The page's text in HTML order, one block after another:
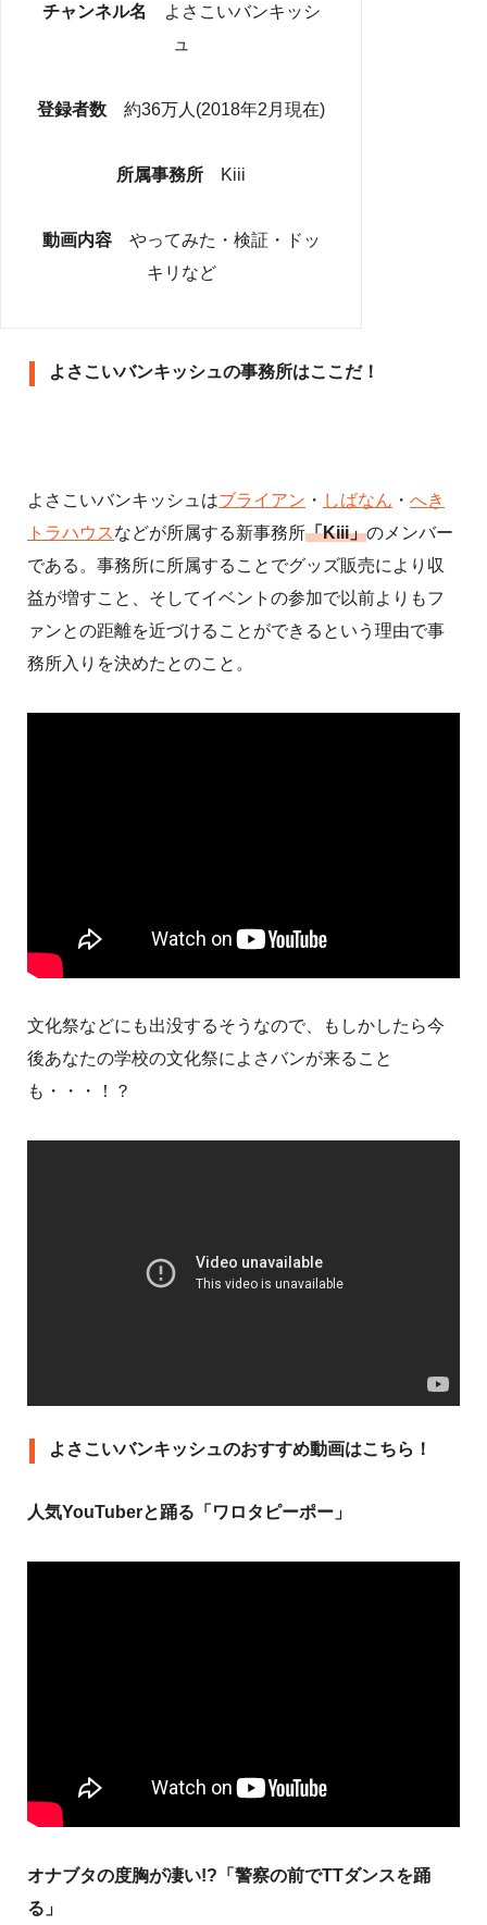
チャンネル名
よさこいバンキッシ
ュ
登録者数 約36万人(2018年2月現在)
所属事務所 Kiii
動画内容 やってみた・検証・ドッ
キリなど
よさこいバンキッシュの事務所はここだ！
よさこいバンキッシュはブライアン ・ しばなん ・ へき
トラハウスなどが所属する新事務所「Kiii」のメンバー
である。事務所に所属することでグッズ販売により収
益が増すこと、そしてイベントの参加で以前よりもフ
ァンとの距離を近づけることができるという理由で事
務所入りを決めたとのこと。
文化祭などにも出没するそうなので、もしかしたら今
後あなたの学校の文化祭によさバンが来ること
も・・・！？
よさこいバンキッシュのおすすめ動画はこちら！
人気YouTuberと踊る「ワロタピーポー」
オナブタの度胸が凄い!?「警察の前でTTダンスを踊
る」